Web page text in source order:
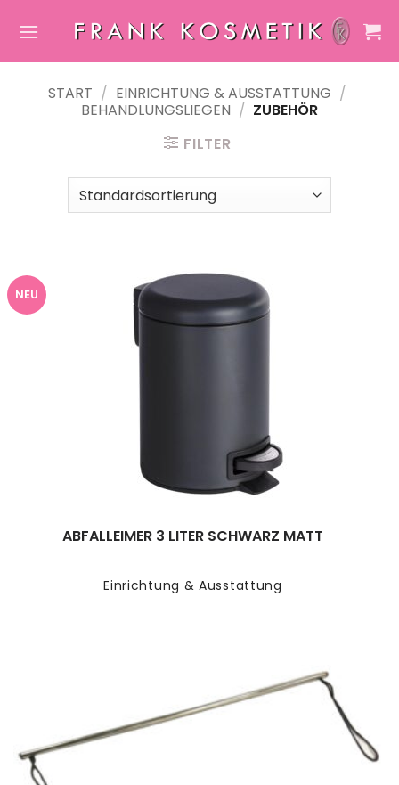
Inhalt
START / EINRICHTUNG & AUSSTATTUNG /
BEHANDLUNGSLIEGEN / ZUBEHÖR
FILTER
NEU
Einrichtung & Ausstattung
ABFALLEIMER 3 LITER SCHWARZ MATT